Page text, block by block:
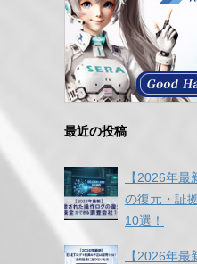
最近の投稿
【2026年
の復元・証
10選！
【2026年